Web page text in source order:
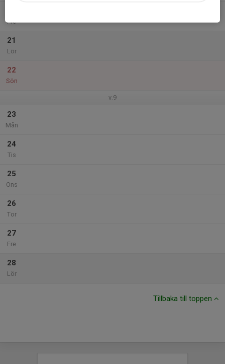
Fre
21
Lör
22
Sön
v.9
23
Mån
24
Tis
25
Ons
26
Tor
27
Fre
28
Lör
Tillbaka till toppen